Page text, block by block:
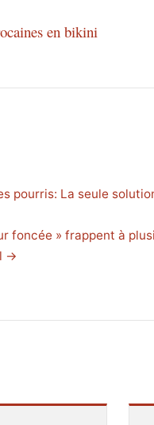
en bikini
La seule
foncée » frappent à
→